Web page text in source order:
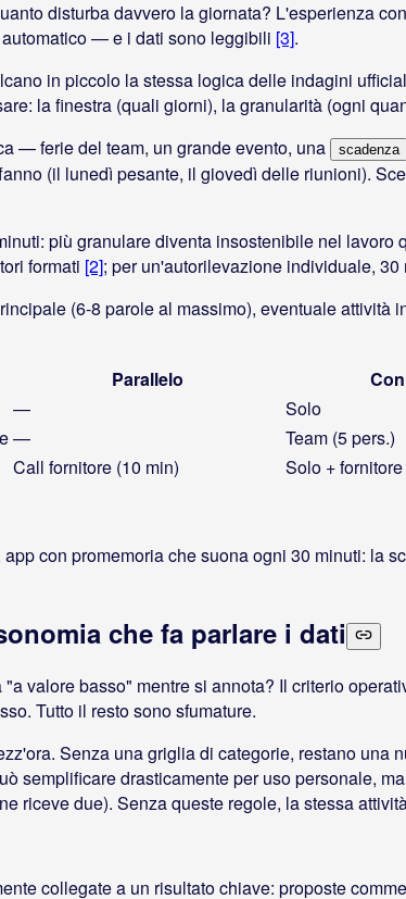
disturba davvero la giornata? L'esperienza
— e i dati sono leggibili [3].
in piccolo la stessa logica delle indagini
la finestra (quali giorni), la granularità (ogni
— ferie del team, un grande evento, una scadenza
(il lunedì pesante, il giovedì delle riunioni).
più granulare diventa insostenibile nel
formati [2]; per un'autorilevazione individuale,
(6-8 parole al massimo), eventuale
Parallelo
—
Solo
—
Team (5 pers.)
Call fornitore (10 min)
Solo + fornitore
con promemoria che suona ogni 30 minuti: la
che fa parlare i dati
valore basso" mentre si annota? Il criterio
Tutto il resto sono sfumature.
Senza una griglia di categorie, restano
semplificare drasticamente per uso personale,
riceve due). Senza queste regole, la stessa
collegate a un risultato chiave: proposte